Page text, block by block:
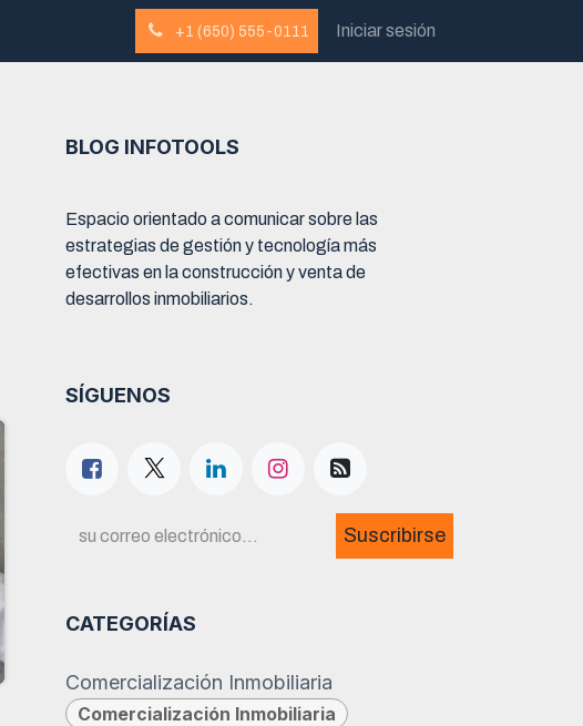
+1 (650) 555-0111 Iniciar sesión
BLOG INFOTOOLS
Espacio orientado a comunicar sobre las
estrategias de gestión y tecnología más
efectivas en la construcción y venta de
desarrollos inmobiliarios.
SÍGUENOS
Suscribirse
CATEGORÍAS
Comercialización Inmobiliaria
Comercialización Inmobiliaria